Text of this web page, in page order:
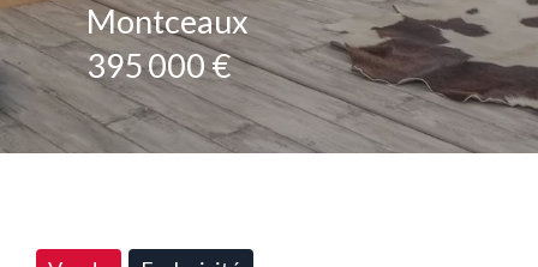
Montceaux
395 000 €